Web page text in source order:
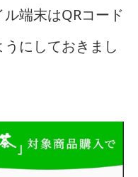
端末はQRコード
にしておきまし